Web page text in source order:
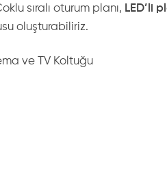
sıralı oturum planı, LED’li
oluşturabiliriz.
ve TV Koltuğu